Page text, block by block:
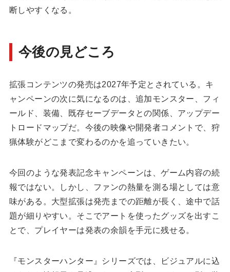
断しやすくなる。
今後の見どころ
拡張コンテンツの発売は2027年予定とされている。キ
ャンペーンの次に気になるのは、追加モンスター、フィ
ールド、装備、既存セーブデータとの関係、アップデー
トロードマップだ。今後の映像や開発者コメントで、狩
猟体験がどこまで変わるのかを追っていきたい。
今回のような発表記念キャンペーンは、ゲーム内容の続
報ではない。しかし、ファンの熱量を測る場としては意
味がある。大型拡張は発売までの距離が長く、途中で話
題が細りやすい。そこでアートを使ったグッズを出すこ
とで、プレイヤーは発表の余韻を手元に残せる。
『モンスターハンター』シリーズでは、ビジュアルに込